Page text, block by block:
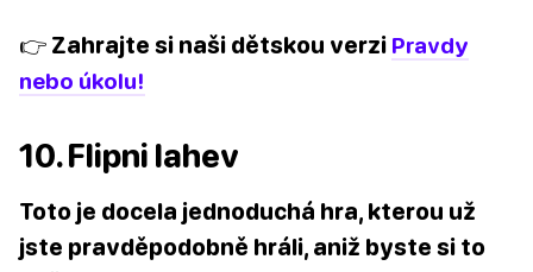
👉 Zahrajte si naši dětskou verzi Pravdy
nebo úkolu!
10. Flipni lahev
Toto je docela jednoduchá hra, kterou už
jste pravděpodobně hráli, aniž byste si to